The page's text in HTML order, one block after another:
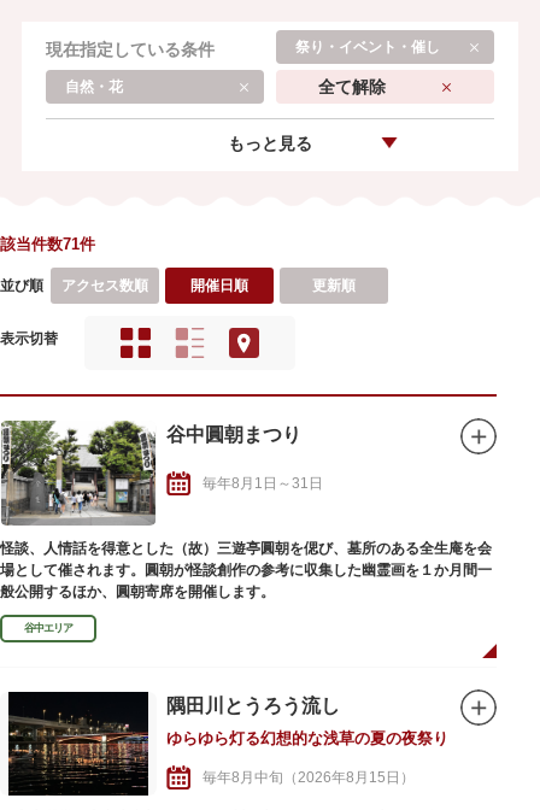
現在指定している条件 祭り・イベント・催し
自然・花 全て解除
もっと見る
該当件数71件
並び順 アクセス数順 開催日順 更新順
表示切替
谷中圓朝まつり
毎年8月1日～31日
怪談、人情話を得意とした（故）三遊亭圓朝を偲び、墓所のある全生庵を会
場として催されます。圓朝が怪談創作の参考に収集した幽霊画を１か月間一
般公開するほか、圓朝寄席を開催します。
谷中エリア
隅田川とうろう流し
ゆらゆら灯る幻想的な浅草の夏の夜祭り
毎年8月中旬（2026年8月15日）